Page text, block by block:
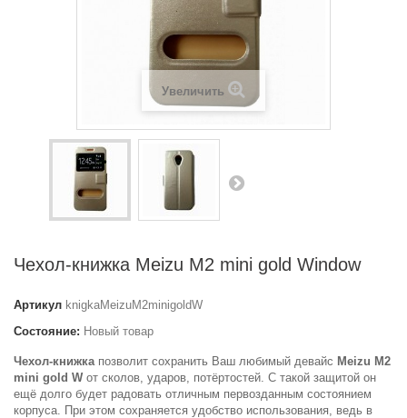
Увеличить
Чехол-книжка Meizu M2 mini gold Window
Артикул knigkaMeizuM2minigoldW
Состояние: Новый товар
Чехол-книжкапозволит сохранить Ваш любимый девайс Meizu M2
mini gold W от сколов, ударов, потёртостей. С такой защитой он
ещё долго будет радовать отличным первозданным состоянием
корпуса. При этом сохраняется удобство использования, ведь в